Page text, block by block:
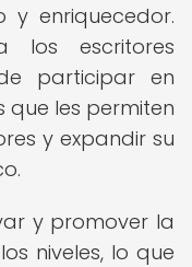
y enriquecedor.
los escritores
participar en
que les permiten
y expandir su
y promover la
niveles, lo que